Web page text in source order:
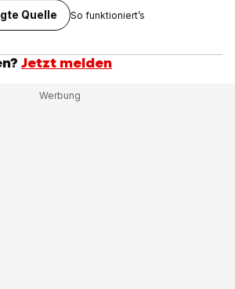
Quelle So funktioniert’s
Jetzt melden